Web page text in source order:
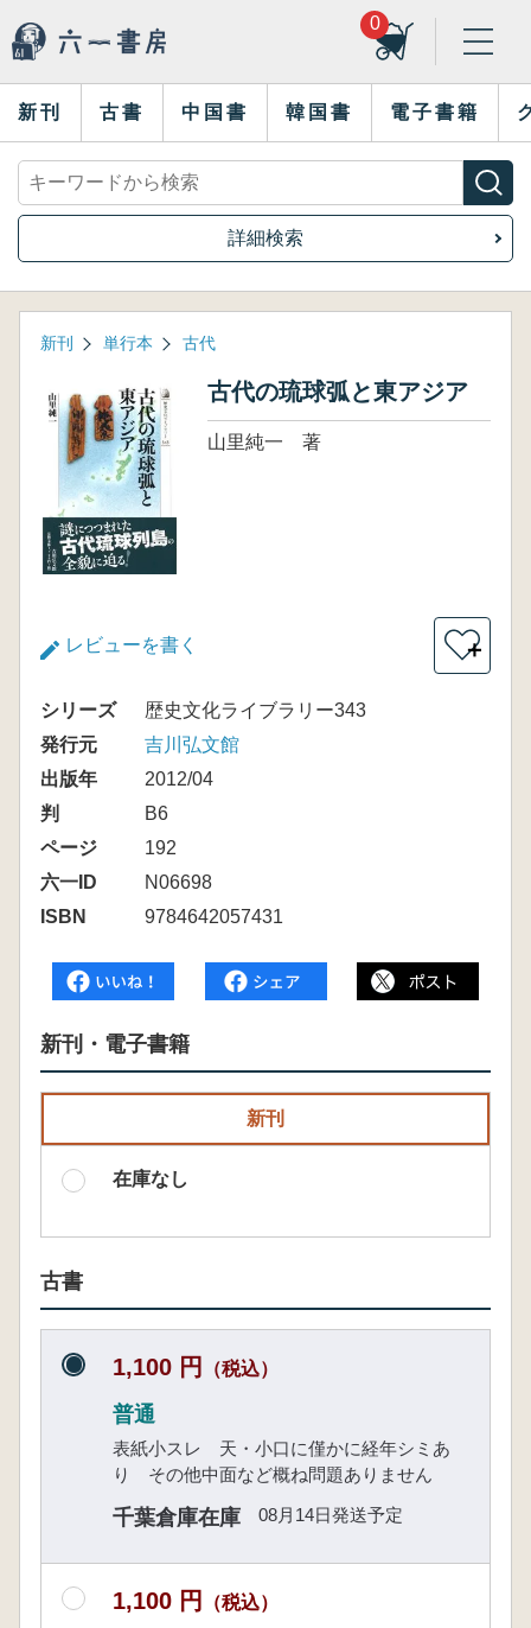
0
新刊 古書 中国書 韓国書 電子書籍
詳細検索
新刊 単行本 古代
古代の琉球弧と東アジア
山里純一 著
レビューを書く ＋
シリーズ
歴史文化ライブラリー343
発行元
吉川弘文館
出版年
2012/04
判
B6
ページ
192
六一ID
N06698
ISBN
9784642057431
新刊・電子書籍
新刊
在庫なし
古書
1,100 円 （税込）
普通
表紙小スレ 天・小口に僅かに経年シミあ
り その他中面など概ね問題ありません
千葉倉庫在庫 08月14日発送予定
1,100 円 （税込）